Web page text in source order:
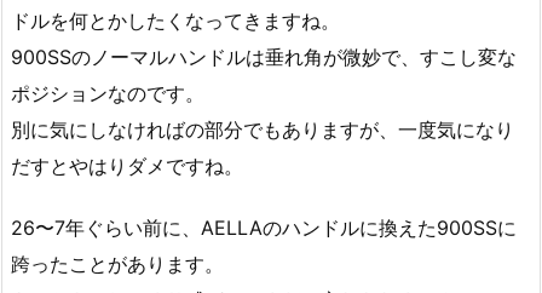
ドルを何とかしたくなってきますね。
900SSのノーマルハンドルは垂れ角が微妙で、すこし変な
ポジションなのです。
別に気にしなければの部分でもありますが、一度気になり
だすとやはりダメですね。
26〜7年ぐらい前に、AELLAのハンドルに換えた900SSに
跨ったことがあります。